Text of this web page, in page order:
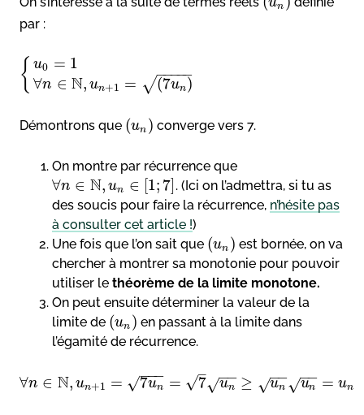
n
par :
{ u0 = 1
∀n ∈ N, un+1 = (7un)
− −
−−−
√
Démontrons que (un ) converge vers 7.
On montre par récurrence que
∀n ∈ N, un ∈ 1; 7 . (Ici on l’admettra, si tu as
des soucis pour faire la récurrence, n’hésite pas
à consulter cet article !)
Une fois que l’on sait que (un ) est bornée, on va
chercher à montrer sa monotonie pour pouvoir
utiliser le théorème de la limite monotone.
On peut ensuite déterminer la valeur de la
limite de (un ) en passant à la limite dans
l’égamité de récurrence.
∀n ∈ N, un+1 = 7un
−−
−
√ = 7
–
√ un
−−
√ ≥ un
−−
√ un
−−
√ = un